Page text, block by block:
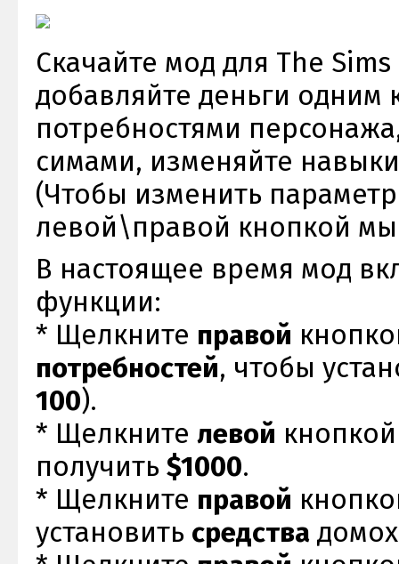
Скачайте мод для The
добавляйте деньги одним
потребностями
симами, изменяйте
(Чтобы изменить
левой\правой кнопкой
В настоящее время мод
функции:
* Щелкните правой
потребностей, чтобы
100).
* Щелкните левой
получить $1000.
* Щелкните правой
установить средства